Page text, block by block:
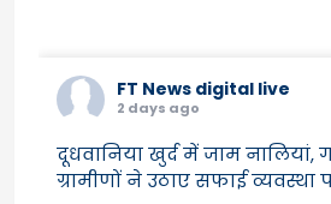
FT News digital live
2 days ago
दूधवानिया खुर्द में जाम नालियां,
ग्रामीणों ने उठाए सफाई व्यवस्था